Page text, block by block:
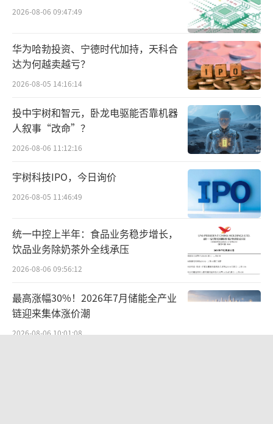
2026-08-06 09:47:49
华为哈勃投资、宁德时代加持，天科合
达为何越卖越亏？
2026-08-05 14:16:14
投中宇树和智元，卧龙电驱能否靠机器
人叙事“改命”？
2026-08-06 11:12:16
宇树科技IPO，今日询价
2026-08-05 11:46:49
统一中控上半年：食品业务稳步增长，
饮品业务除奶茶外全线承压
2026-08-06 09:56:12
最高涨幅30%！2026年7月储能全产业
链迎来集体涨价潮
2026-08-06 10:01:08